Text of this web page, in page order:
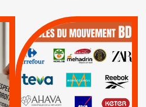
QUE BOYCOTTER ?
BOYCOTT /
AXA BNP | CAF |
Carrefour | HP |